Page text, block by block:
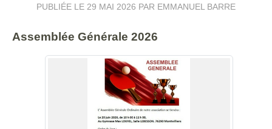
PUBLIÉE LE 29 MAI 2026 PAR EMMANUEL BARRE
Assemblée Générale 2026